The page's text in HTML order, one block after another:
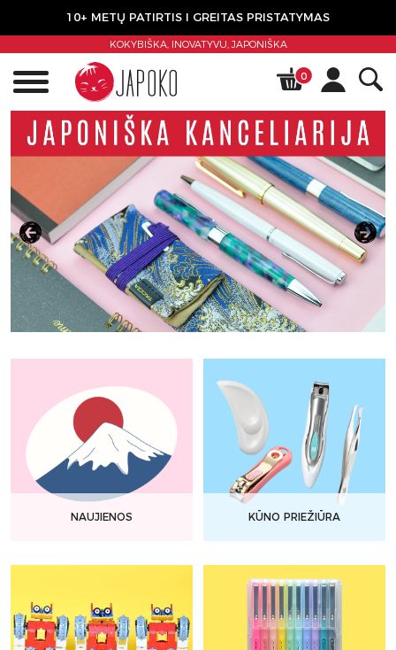
10+ METŲ PATIRTIS I GREITAS PRISTATYMAS
KOKYBIŠKA, INOVATYVU,JAPONIŠKA
0
NAUJIENOS KŪNO PRIEŽIŪRA